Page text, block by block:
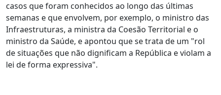
casos que foram conhecidos ao longo das últimas
semanas e que envolvem, por exemplo, o ministro das
Infraestruturas, a ministra da Coesão Territorial e o
ministro da Saúde, e apontou que se trata de um "rol
de situações que não dignificam a República e violam a
lei de forma expressiva".